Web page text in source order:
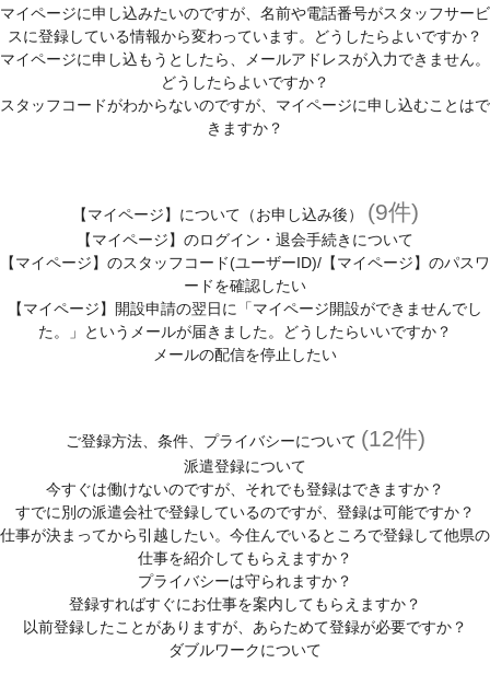
マイページに申し込みたいのですが、名前や電話番号がスタッフサービ
スに登録している情報から変わっています。どうしたらよいですか？
マイページに申し込もうとしたら、メールアドレスが入力できません。
どうしたらよいですか？
スタッフコードがわからないのですが、マイページに申し込むことはで
きますか？
【マイページ】について（お申し込み後） (9件)
【マイページ】のログイン・退会手続きについて
【マイページ】のスタッフコード(ユーザーID)/【マイページ】のパスワ
ードを確認したい
【マイページ】開設申請の翌日に「マイページ開設ができませんでし
た。」というメールが届きました。どうしたらいいですか？
メールの配信を停止したい
ご登録方法、条件、プライバシーについて (12件)
派遣登録について
今すぐは働けないのですが、それでも登録はできますか？
すでに別の派遣会社で登録しているのですが、登録は可能ですか？
仕事が決まってから引越したい。今住んでいるところで登録して他県の
仕事を紹介してもらえますか？
プライバシーは守られますか？
登録すればすぐにお仕事を案内してもらえますか？
以前登録したことがありますが、あらためて登録が必要ですか？
ダブルワークについて